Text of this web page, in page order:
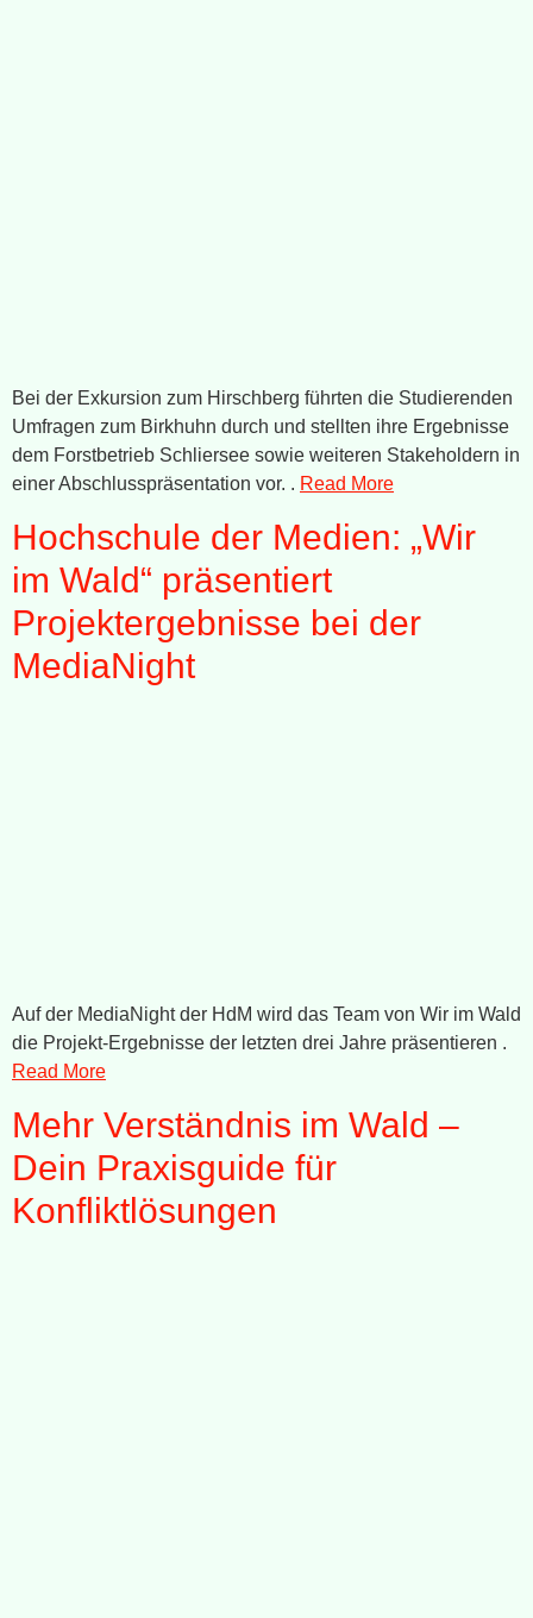
Bei der Exkursion zum Hirschberg führten die Studierenden
Umfragen zum Birkhuhn durch und stellten ihre Ergebnisse
dem Forstbetrieb Schliersee sowie weiteren Stakeholdern in
einer Abschlusspräsentation vor. . Read More
Hochschule der Medien: „Wir
im Wald“ präsentiert
Projektergebnisse bei der
MediaNight
Auf der MediaNight der HdM wird das Team von Wir im Wald
die Projekt-Ergebnisse der letzten drei Jahre präsentieren .
Read More
Mehr Verständnis im Wald –
Dein Praxisguide für
Konfliktlösungen